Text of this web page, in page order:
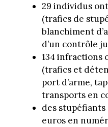
29 individus
(trafics de
blanchiment
d’un contrôle
134 infractions
(trafics et
port d’arme,
transports en
des stupéfiants
euros en